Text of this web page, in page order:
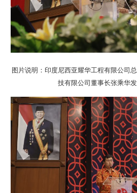
图片说明：印度尼西亚耀华工程有限公司
技有限公司董事长张乘华